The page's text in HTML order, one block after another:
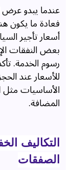
عندما يبدو
فعادة ما
أسعار تأجير
بعض النفقات
رسوم الخدمة.
للأسعار عند
الأساسيات مثل
المضافة.
التكاليف
الصفقات